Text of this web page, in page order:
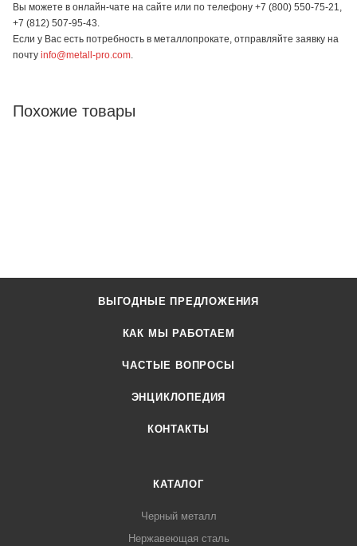
Вы можете в онлайн-чате на сайте или по телефону +7 (800) 550-75-21,
+7 (812) 507-95-43.
Если у Вас есть потребность в металлопрокате, отправляйте заявку на
почту info@metall-pro.com
Похожие товары
ВЫГОДНЫЕ ПРЕДЛОЖЕНИЯ
КАК МЫ РАБОТАЕМ
ЧАСТЫЕ ВОПРОСЫ
ЭНЦИКЛОПЕДИЯ
КОНТАКТЫ
КАТАЛОГ
Черный металл
Нержавеющая сталь